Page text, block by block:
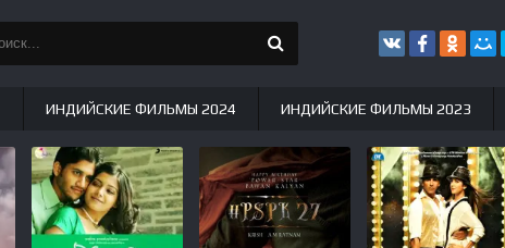
ИНДИЙСКИЕ ФИЛЬМЫ 2024 ИНДИЙСКИЕ ФИЛЬМЫ 2023